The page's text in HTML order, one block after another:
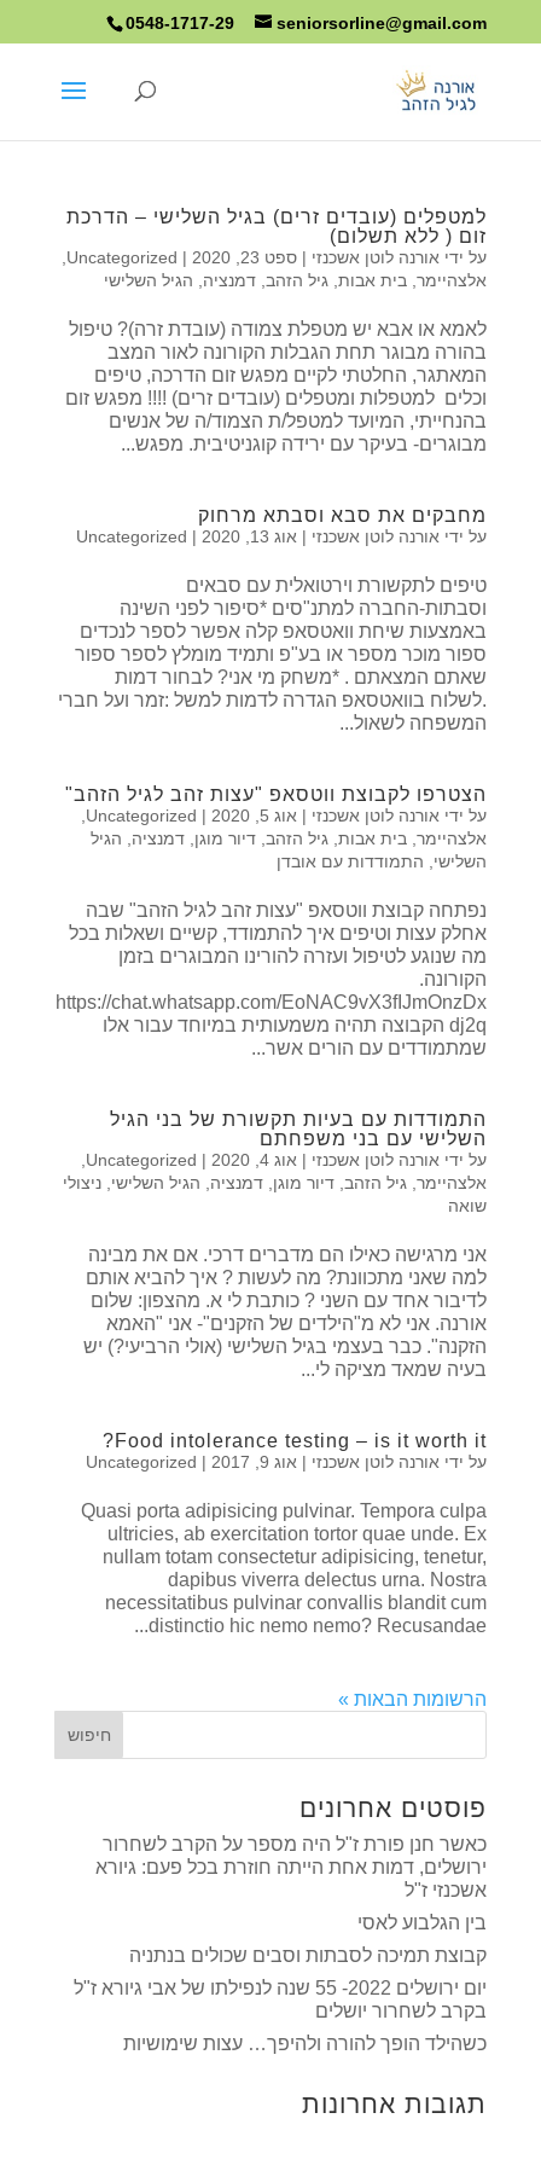
0548-1717-29 seniorsorline@gmail.com
למטפלים (עובדים זרים) בגיל השלישי – הדרכת
זום ( ללא תשלום)
על ידי אורנה לוטן אשכנזי | ספט 23, 2020 |
Uncategorized
אלצהיימר, בית אבות, גיל הזהב דמנציה הגיל השלישי
לאמא או אבא יש מטפלת צמודה (עובדת זרה)? טיפול
בהורה מבוגר תחת הגבלות הקורונה לאור המצב
המאתגר, החלטתי לקיים מפגש זום הדרכה, טיפים
וכלים למטפלות ומטפלים (עובדים זרים) !!!! מפגש זום
בהנחייתי, המיועד למטפל/ת הצמוד/ה של אנשים
מבוגרים- בעיקר עם ירידה קוגניטיבית. מפגש...
מחבקים את סבא וסבתא מרחוק
על ידי אורנה לוטן אשכנזי | אוג 13, 2020 |
Uncategorized
טיפים לתקשורת וירטואלית עם סבאים
וסבתות-החברה למתנ"סים *סיפור לפני השינה
באמצעות שיחת וואטסאפ קלה אפשר לספר לנכדים
ספור מוכר מספר או בע"פ ותמיד מומלץ לספר ספור
שאתם המצאתם . *משחק מי אני? לבחור דמות
.לשלוח בוואטסאפ הגדרה לדמות למשל :זמר ועל חברי
המשפחה לשאול...
הצטרפו לקבוצת ווטסאפ "עצות זהב לגיל הזהב"
על ידי אורנה לוטן אשכנזי | אוג 5, 2020 |
Uncategorized
אלצהיימר, בית אבות, גיל הזהב דיור מוגן דמנציה
הגיל
השלישי
התמודדות עם אובדן
נפתחה קבוצת ווטסאפ "עצות זהב לגיל הזהב" שבה
אחלק עצות וטיפים איך להתמודד, קשיים ושאלות בכל
מה שנוגע לטיפול ועזרה להורינו המבוגרים בזמן
הקורונה.
https://chat.whatsapp.com/EoNAC9vX3fIJmOnzDx
dj2q הקבוצה תהיה משמעותית במיוחד עבור אלו
שמתמודדים עם הורים אשר...
התמודדות עם בעיות תקשורת של בני הגיל
השלישי עם בני משפחתם
על ידי אורנה לוטן אשכנזי | אוג 4, 2020 |
Uncategorized
אלצהיימר, גיל הזהב דיור מוגן דמנציה הגיל השלישי ניצולי
שואה
אני מרגישה כאילו הם מדברים דרכי. אם את מבינה
למה שאני מתכוונת? מה לעשות ? איך להביא אותם
לדיבור אחד עם השני ? כותבת לי א. מהצפון: שלום
אורנה. אני לא מ"הילדים של הזקנים"- אני "האמא
הזקנה". כבר בעצמי בגיל השלישי (אולי הרביעי?) יש
בעיה שמאד מציקה לי...
Food intolerance testing – is it worth it?
על ידי אורנה לוטן אשכנזי | אוג 9, 2017 |
Uncategorized
Quasi porta adipisicing pulvinar. Tempora culpa
ultricies, ab exercitation tortor quae unde. Ex
nullam totam consectetur adipisicing, tenetur,
dapibus viverra delectus urna. Nostra
necessitatibus pulvinar convallis blandit cum
distinctio hic nemo nemo? Recusandae...
הרשומות הבאות »
פוסטים אחרונים
כאשר חנן פורת ז"ל היה מספר על הקרב לשחרור
ירושלים, דמות אחת הייתה חוזרת בכל פעם: גיורא
אשכנזי ז"ל
בין הגלבוע לאסי
קבוצת תמיכה לסבתות וסבים שכולים בנתניה
יום ירושלים 2022- 55 שנה לנפילתו של אבי גיורא ז"ל
בקרב לשחרור יושלים
כשהילד הופך להורה ולהיפך… עצות שימושיות
תגובות אחרונות